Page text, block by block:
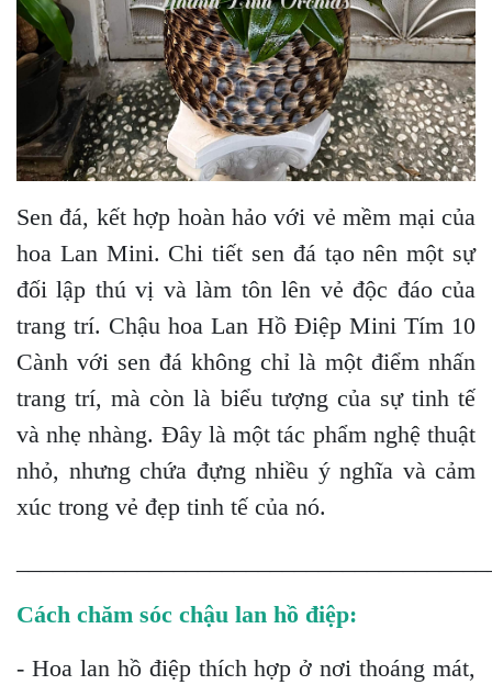
Sen đá, kết hợp hoàn hảo với vẻ mềm mại của
hoa Lan Mini. Chi tiết sen đá tạo nên một sự
đối lập thú vị và làm tôn lên vẻ độc đáo của
trang trí. Chậu hoa Lan Hồ Điệp Mini Tím 10
Cành với sen đá không chỉ là một điểm nhấn
trang trí, mà còn là biểu tượng của sự tinh tế
và nhẹ nhàng. Đây là một tác phẩm nghệ thuật
nhỏ, nhưng chứa đựng nhiều ý nghĩa và cảm
xúc trong vẻ đẹp tinh tế của nó.
Cách chăm sóc chậu lan hồ điệp:
- Hoa lan hồ điệp thích hợp ở nơi thoáng mát,